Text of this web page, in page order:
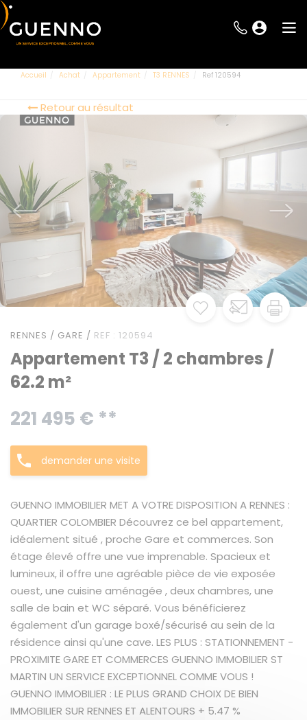
Accueil Achat Appartement T3 RENNES Ref 120594
Retour au résultat
RENNES / GARE / REF : 120594
Appartement T3 / 2 chambres /
62.2 m²
221 495 € **
demander une visite
GUENNO IMMOBILIER MET A VOTRE DISPOSITION A RENNES :
QUARTIER COLOMBIER Découvrez ce bel appartement,
idéalement situé , proche Gare et commerces. Son
étage élevé offre une vue imprenable. Spacieux et
lumineux, il offre une agréable pièce de vie exposée
ouest, une cuisine aménagée , deux chambres, une
salle de bain et WC séparé. Vous bénéficierez
également d'un garage boxé/sécurisé au sein de la
résidence ainsi qu'une cave. LES PLUS : STATIONNEMENT -
PROXIMITE GARE ET COMMERCES GUENNO IMMOBILIER ST
MARTIN UN SERVICE EXCEPTIONNEL COMME VOUS !
GUENNO IMMOBILIER : LE PLUS GRAND CHOIX DE BIEN
IMMOBILIER SUR RENNES ET ALENTOURS + 5.47 %